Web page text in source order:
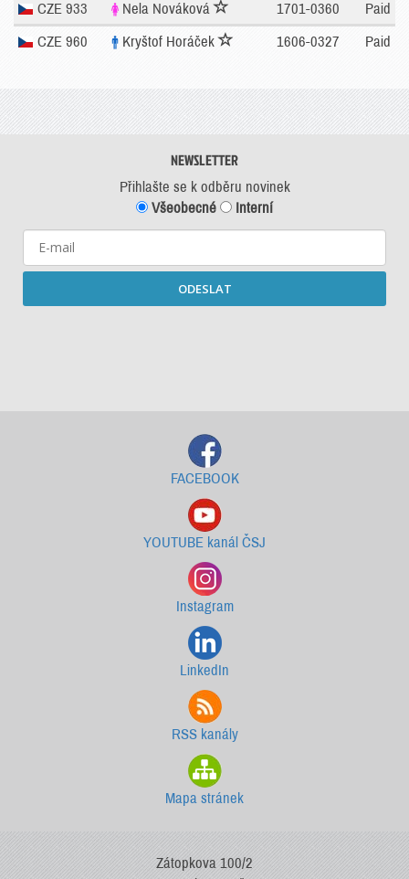
CZE 933 Nela Nováková 1701-0360 Paid
CZE 960 Kryštof Horáček 1606-0327 Paid
NEWSLETTER
Přihlašte se k odběru novinek
Všeobecné
Interní
ODESLAT
FACEBOOK
YOUTUBE kanál ČSJ
Instagram
LinkedIn
RSS kanály
Mapa stránek
Zátopkova 100/2